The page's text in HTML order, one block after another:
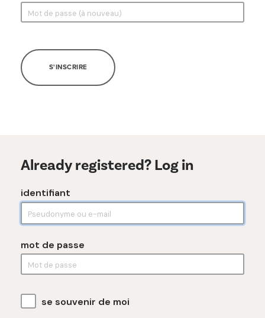
S'INSCRIRE
Already registered? Log in
identifiant
mot de passe
se souvenir de moi